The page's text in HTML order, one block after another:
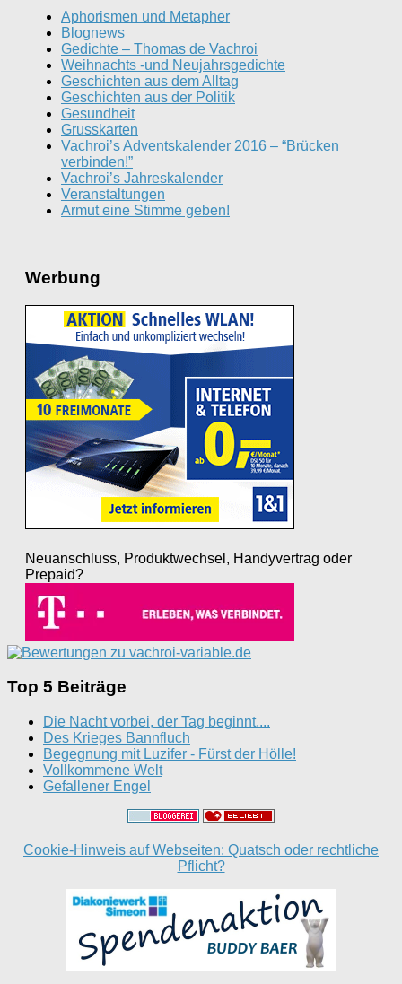
Aphorismen und Metapher
Blognews
Gedichte – Thomas de Vachroi
Weihnachts -und Neujahrsgedichte
Geschichten aus dem Alltag
Geschichten aus der Politik
Gesundheit
Grusskarten
Vachroi’s Adventskalender 2016 – “Brücken
verbinden!”
Vachroi’s Jahreskalender
Veranstaltungen
Armut eine Stimme geben!
Werbung
Neuanschluss, Produktwechsel, Handyvertrag oder
Prepaid?
Top 5 Beiträge
Die Nacht vorbei, der Tag beginnt....
Des Krieges Bannfluch
Begegnung mit Luzifer - Fürst der Hölle!
Vollkommene Welt
Gefallener Engel
Cookie-Hinweis auf Webseiten: Quatsch oder rechtliche
Pflicht?